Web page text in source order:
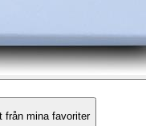
från mina favoriter